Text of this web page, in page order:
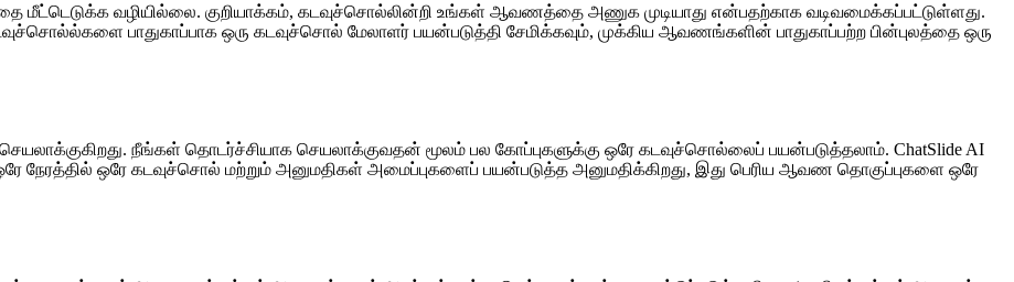
மீட்டெடுக்க வழியில்லை. குறியாக்கம், கடவுச்சொல்லின்றி உங்கள் ஆவணத்தை அணுக முடியாது என்பதற்காக வடிவமைக்கப்பட்டுள்ளது.
பாதுகாப்பாக ஒரு கடவுச்சொல் மேலாளர் பயன்படுத்தி சேமிக்கவும், முக்கிய ஆவணங்களின் பாதுகாப்பற்ற பின்புலத்தை ஒரு
நீங்கள் தொடர்ச்சியாக செயலாக்குவதன் மூலம் பல கோப்புகளுக்கு ஒரே கடவுச்சொல்லைப் பயன்படுத்தலாம். ChatSlide AI
நேரத்தில் ஒரே கடவுச்சொல் மற்றும் அனுமதிகள் அமைப்புகளைப் பயன்படுத்த அனுமதிக்கிறது, இது பெரிய ஆவண தொகுப்புகளை ஒரே